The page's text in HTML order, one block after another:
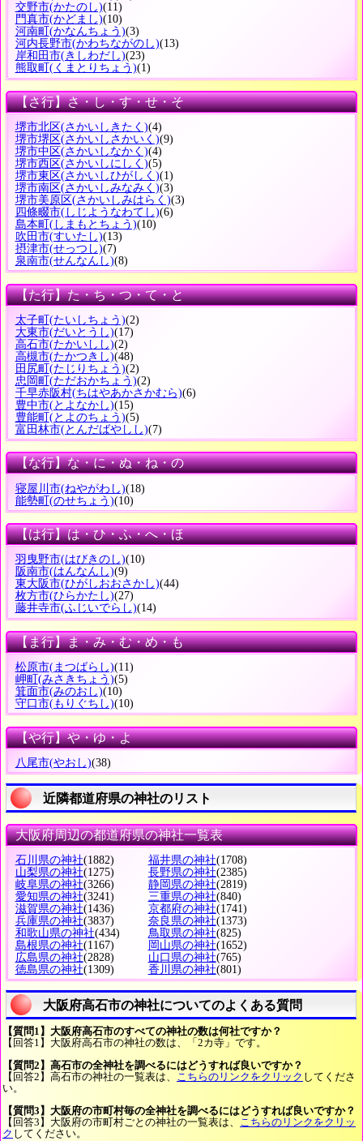
交野市(かたのし)(11)
門真市(かどまし)(10)
河南町 (かなんちょう)(3)
河内長野市(かわちながのし)(13)
岸和田市(きしわだし)(23)
熊取町 (くまとりちょう)(1)
【さ行】さ・し・す・せ・そ
堺市北区(さかいしきたく)(4)
堺市堺区(さかいしさかいく)(9)
堺市中区(さかいしなかく)(4)
堺市西区(さかいしにしく)(5)
堺市東区(さかいしひがしく)(1)
堺市南区(さかいしみなみく)(3)
堺市美原区(さかいしみはらく)(3)
四條畷市(しじようなわてし)(6)
島本町 (しまもとちょう)(10)
吹田市(すいたし)(13)
摂津市(せっつし)(7)
泉南市(せんなんし)(8)
【た行】た・ち・つ・て・と
太子町 (たいしちょう)(2)
大東市(だいとうし)(17)
高石市(たかいしし)(2)
高槻市(たかつきし)(48)
田尻町 (たじりちょう)(2)
忠岡町 (ただおかちょう)(2)
千早赤阪村(ちはやあかさかむら)(6)
豊中市(とよなかし)(15)
豊能町 (とよのちょう)(5)
富田林市(とんだばやしし)(7)
【な行】な・に・ぬ・ね・の
寝屋川市(ねやがわし)(18)
能勢町(のせちょう)(10)
【は行】は・ひ・ふ・へ・ほ
羽曳野市(はびきのし)(10)
阪南市(はんなんし)(9)
東大阪市(ひがしおおさかし)(44)
枚方市(ひらかたし)(27)
藤井寺市(ふじいでらし)(14)
【ま行】ま・み・む・め・も
松原市(まつばらし)(11)
岬町 (みさきちょう)(5)
箕面市(みのおし)(10)
守口市(もりぐちし)(10)
【や行】や・ゆ・よ
八尾市(やおし)(38)
近隣都道府県の神社のリスト
大阪府周辺の都道府県の神社一覧表
石川県の神社(1882) 福井県の神社(1708)
山梨県の神社(1275) 長野県の神社(2385)
岐阜県の神社(3266) 静岡県の神社(2819)
愛知県の神社(3241) 三重県の神社(840)
滋賀県の神社(1436) 京都府の神社(1741)
兵庫県の神社(3837) 奈良県の神社(1373)
和歌山県の神社(434) 鳥取県の神社(825)
島根県の神社(1167) 岡山県の神社(1652)
広島県の神社(2828) 山口県の神社(765)
徳島県の神社(1309) 香川県の神社(801)
大阪府高石市の神社についてのよくある質問
【質問1】大阪府高石市のすべての神社の数は何社ですか？
【回答1】大阪府高石市の神社の数は、「2カ寺」です。
【質問2】高石市の全神社を調べるにはどうすれば良いですか？
【回答2】高石市の神社の一覧表は、 こちらのリンクをクリック してくださ
い。
【質問3】大阪府の市町村毎の全神社を調べるにはどうすれば良いですか？
【回答3】大阪府の市町村ごとの神社の一覧表は、 こちらのリンクをクリッ
ク してください。